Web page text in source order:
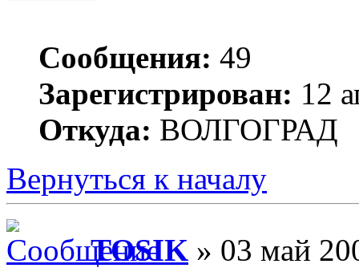
Сообщения: 49
Зарегистрирован: 12
Откуда: ВОЛГОГРАД
Вернуться к началу
TOSIK » 03 май